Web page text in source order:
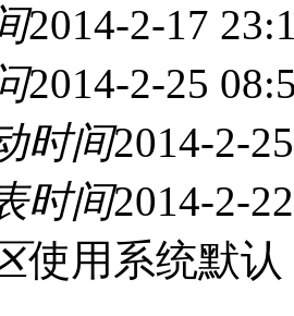
2014-2-17
2014-2-25
时间2014-2-
时间2014-2-
使用系统默认